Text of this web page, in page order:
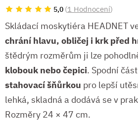
5,0 (1 Hodnocení)
Skládací moskytiéra HEADNET
chrání hlavu, obličej i krk před
štědrým rozměrům ji lze
klobouk nebo čepici. Spodní
stahovací šňůrkou pro lepší
lehká, skladná a dodává se v
Rozměry 24 × 47 cm.